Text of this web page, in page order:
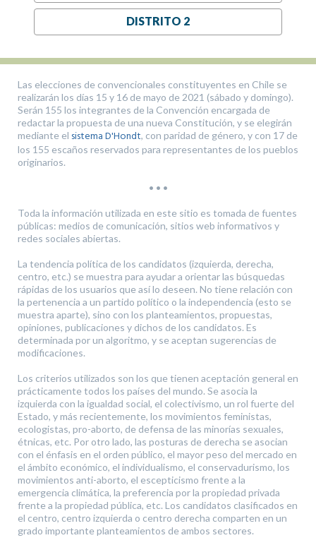
DISTRITO 2
Las elecciones de convencionales constituyentes en Chile se
realizarán los días 15 y 16 de mayo de 2021 (sábado y domingo).
Serán 155 los integrantes de la Convención encargada de
redactar la propuesta de una nueva Constitución, y se elegirán
mediante el sistema D'Hondt, con paridad de género, y con 17 de
los 155 escaños reservados para representantes de los pueblos
originarios.
• • •
Toda la información utilizada en este sitio es tomada de fuentes
públicas: medios de comunicación, sitios web informativos y
redes sociales abiertas.
La tendencia política de los candidatos (izquierda, derecha,
centro, etc.) se muestra para ayudar a orientar las búsquedas
rápidas de los usuarios que así lo deseen. No tiene relación con
la pertenencia a un partido político o la independencia (esto se
muestra aparte), sino con los planteamientos, propuestas,
opiniones, publicaciones y dichos de los candidatos. Es
determinada por un algoritmo, y se aceptan sugerencias de
modificaciones.
Los criterios utilizados son los que tienen aceptación general en
prácticamente todos los países del mundo. Se asocia la
izquierda con la igualdad social, el colectivismo, un rol fuerte del
Estado, y más recientemente, los movimientos feministas,
ecologistas, pro-aborto, de defensa de las minorías sexuales,
étnicas, etc. Por otro lado, las posturas de derecha se asocian
con el énfasis en el orden público, el mayor peso del mercado en
el ámbito económico, el individualismo, el conservadurismo, los
movimientos anti-aborto, el escepticismo frente a la
emergencia climática, la preferencia por la propiedad privada
frente a la propiedad pública, etc. Los candidatos clasificados en
el centro, centro izquierda o centro derecha comparten en un
grado importante planteamientos de ambos sectores.